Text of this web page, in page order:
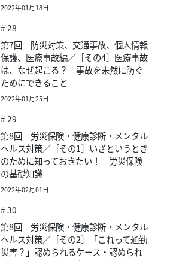
2022年01月18日
# 28
第7回 防災対策、交通事故、個人情報
保護、医療事故編／［その4］医療事故
は、なぜ起こる？ 事故を未然に防ぐ
ためにできること
2022年01月25日
# 29
第8回 労災保険・健康診断・メンタル
ヘルス対策／［その1］いざというとき
のために知っておきたい！ 労災保険
の基礎知識
2022年02月01日
# 30
第8回 労災保険・健康診断・メンタル
ヘルス対策／［その2］「これって通勤
災害？」認められるケース・認められ